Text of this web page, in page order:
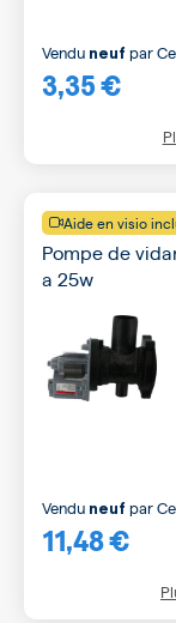
3,35 €
Vendu neuf par
Aide en visio
Pompe de
a 25w
11,48 €
Vendu neuf par